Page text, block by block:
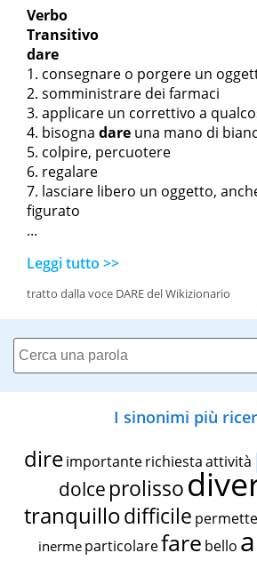
Verbo
Transitivo
dare
consegnare o porgere un
somministrare dei farmaci
applicare un correttivo a
bisogna dare una mano di
colpire, percuotere
regalare
lasciare libero un oggetto,
figurato
...
Leggi tutto >>
tratto dalla voce DARE del Wikizionario
I sinonimi più
dire importante richiestaattività
dolce prolisso
tranquillodifficile
inerme particolarefare bello